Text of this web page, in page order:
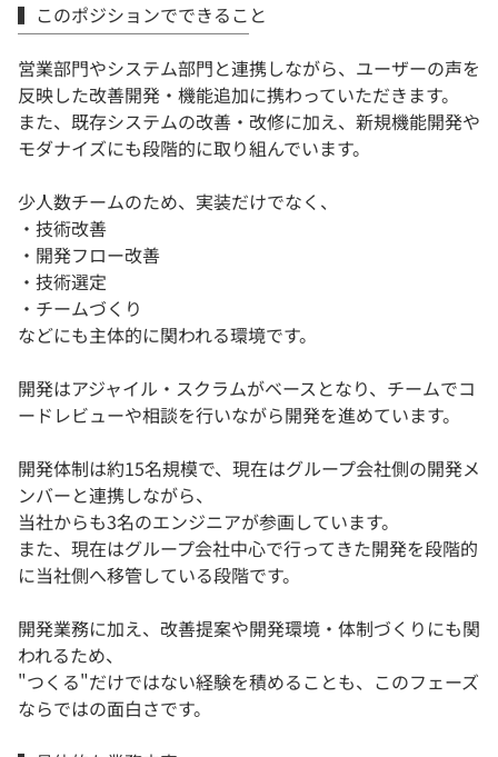
▍このポジションでできること
￣￣￣￣￣￣￣￣￣￣￣￣￣
営業部門やシステム部門と連携しながら、ユーザーの声を
反映した改善開発・機能追加に携わっていただきます。
また、既存システムの改善・改修に加え、新規機能開発や
モダナイズにも段階的に取り組んでいます。
少人数チームのため、実装だけでなく、
・技術改善
・開発フロー改善
・技術選定
・チームづくり
などにも主体的に関われる環境です。
開発はアジャイル・スクラムがベースとなり、チームでコ
ードレビューや相談を行いながら開発を進めています。
開発体制は約15名規模で、現在はグループ会社側の開発メ
ンバーと連携しながら、
当社からも3名のエンジニアが参画しています。
また、現在はグループ会社中心で行ってきた開発を段階的
に当社側へ移管している段階です。
開発業務に加え、改善提案や開発環境・体制づくりにも関
われるため、
"つくる"だけではない経験を積めることも、このフェーズ
ならではの面白さです。